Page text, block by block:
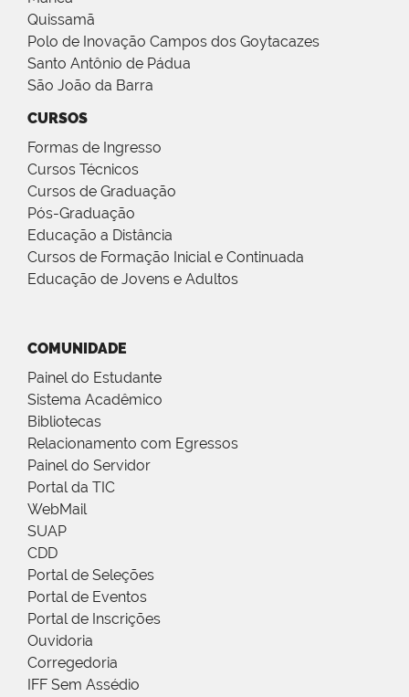
Quissamã
Polo de Inovação Campos dos Goytacazes
Santo Antônio de Pádua
São João da Barra
CURSOS
Formas de Ingresso
Cursos Técnicos
Cursos de Graduação
Pós-Graduação
Educação a Distância
Cursos de Formação Inicial e Continuada
Educação de Jovens e Adultos
COMUNIDADE
Painel do Estudante
Sistema Acadêmico
Bibliotecas
Relacionamento com Egressos
Painel do Servidor
Portal da TIC
WebMail
SUAP
CDD
Portal de Seleções
Portal de Eventos
Portal de Inscrições
Ouvidoria
Corregedoria
IFF Sem Assédio